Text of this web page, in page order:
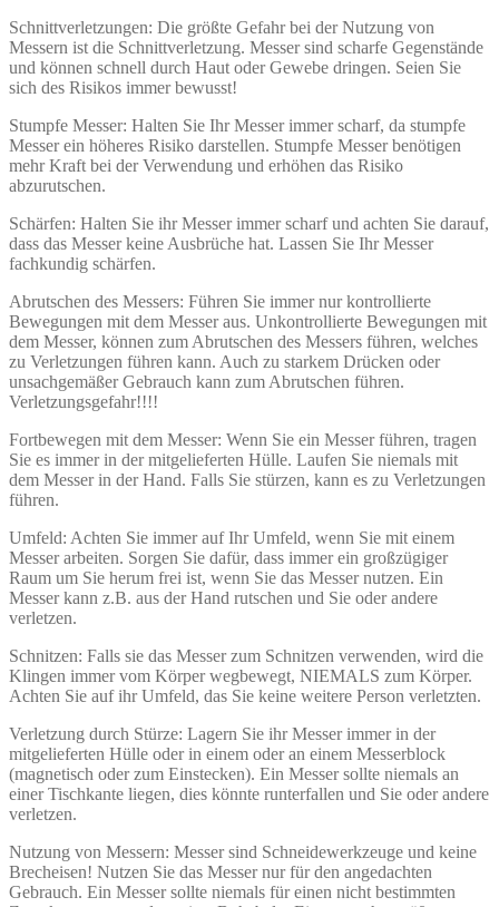
Schnittverletzungen: Die größte Gefahr bei der Nutzung von
Messern ist die Schnittverletzung. Messer sind scharfe Gegenstände
und können schnell durch Haut oder Gewebe dringen. Seien Sie
sich des Risikos immer bewusst!
Stumpfe Messer: Halten Sie Ihr Messer immer scharf, da stumpfe
Messer ein höheres Risiko darstellen. Stumpfe Messer benötigen
mehr Kraft bei der Verwendung und erhöhen das Risiko
abzurutschen.
Schärfen: Halten Sie ihr Messer immer scharf und achten Sie darauf,
dass das Messer keine Ausbrüche hat. Lassen Sie Ihr Messer
fachkundig schärfen.
Abrutschen des Messers: Führen Sie immer nur kontrollierte
Bewegungen mit dem Messer aus. Unkontrollierte Bewegungen mit
dem Messer, können zum Abrutschen des Messers führen, welches
zu Verletzungen führen kann. Auch zu starkem Drücken oder
unsachgemäßer Gebrauch kann zum Abrutschen führen.
Verletzungsgefahr!!!!
Fortbewegen mit dem Messer: Wenn Sie ein Messer führen, tragen
Sie es immer in der mitgelieferten Hülle. Laufen Sie niemals mit
dem Messer in der Hand. Falls Sie stürzen, kann es zu Verletzungen
führen.
Umfeld: Achten Sie immer auf Ihr Umfeld, wenn Sie mit einem
Messer arbeiten. Sorgen Sie dafür, dass immer ein großzügiger
Raum um Sie herum frei ist, wenn Sie das Messer nutzen. Ein
Messer kann z.B. aus der Hand rutschen und Sie oder andere
verletzen.
Schnitzen: Falls sie das Messer zum Schnitzen verwenden, wird die
Klingen immer vom Körper wegbewegt, NIEMALS zum Körper.
Achten Sie auf ihr Umfeld, das Sie keine weitere Person verletzten.
Verletzung durch Stürze: Lagern Sie ihr Messer immer in der
mitgelieferten Hülle oder in einem oder an einem Messerblock
(magnetisch oder zum Einstecken). Ein Messer sollte niemals an
einer Tischkante liegen, dies könnte runterfallen und Sie oder andere
verletzen.
Nutzung von Messern: Messer sind Schneidewerkzeuge und keine
Brecheisen! Nutzen Sie das Messer nur für den angedachten
Gebrauch. Ein Messer sollte niemals für einen nicht bestimmten